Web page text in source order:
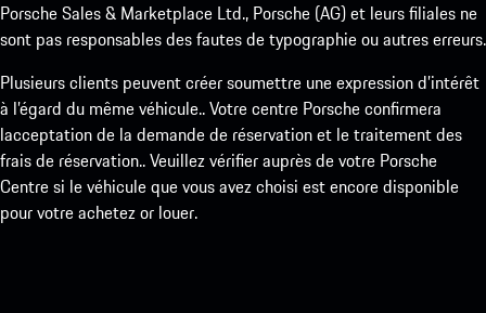
Porsche Sales & Marketplace Ltd., Porsche (AG) et leurs filiales ne
sont pas responsables des fautes de typographie ou autres erreurs.
Plusieurs clients peuvent créer soumettre une expression d’intérêt
à l’égard du même véhicule.. Votre centre Porsche confirmera
lacceptation de la demande de réservation et le traitement des
frais de réservation.. Veuillez vérifier auprès de votre Porsche
Centre si le véhicule que vous avez choisi est encore disponible
pour votre achetez or louer.